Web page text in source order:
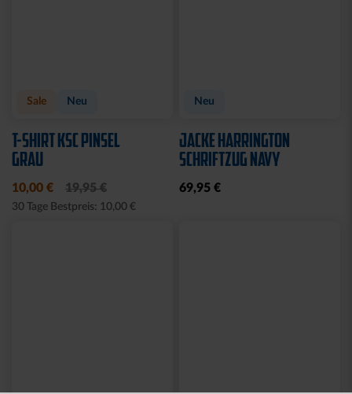
Sale Neu
T-SHIRT KSC PINSEL
GRAU
10,00 € 19,95 €
30 Tage Bestpreis: 10,00 €
Neu
JACKE HARRINGTON
SCHRIFTZUG NAVY
69,95 €